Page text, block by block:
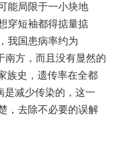
能局限于一小块地
穿短袖都得掂量掂
我国患病率约为
南方，而且没有显然的
族史，遗传率在全都
是减少传染的，这一
，去除不必要的误解